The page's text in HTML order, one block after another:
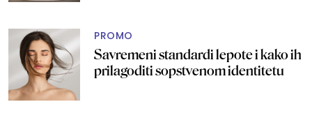
PROMO
Savremeni standardi lepote i kako ih
prilagoditi sopstvenom identitetu